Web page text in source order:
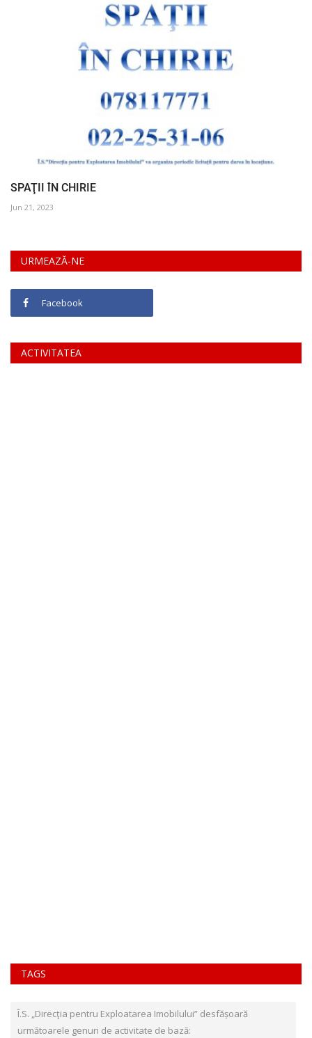
SPAŢII ÎN CHIRIE
Jun 21, 2023
URMEAZĂ-NE
Facebook
ACTIVITATEA
TAGS
Î.S. „Direcţia pentru Exploatarea Imobilului” desfășoară
următoarele genuri de activitate de bază: